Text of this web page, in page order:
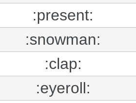
:present:
:snowman:
:clap:
:eyeroll: